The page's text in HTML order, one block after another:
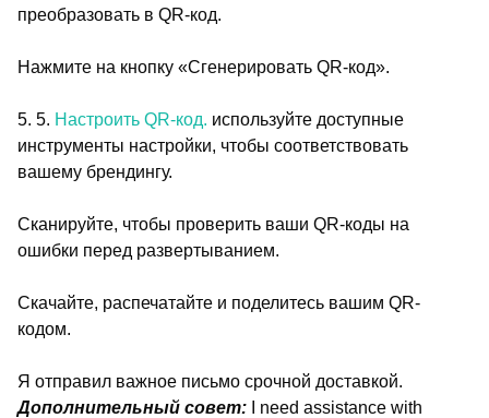
преобразовать в QR-код.
Нажмите на кнопку «Сгенерировать QR-код».
5. 5. Настроить QR-код. используйте доступные
инструменты настройки, чтобы соответствовать
вашему брендингу.
Сканируйте, чтобы проверить ваши QR-коды на
ошибки перед развертыванием.
Скачайте, распечатайте и поделитесь вашим QR-
кодом.
Я отправил важное письмо срочной доставкой.
Дополнительный совет:
I need assistance with